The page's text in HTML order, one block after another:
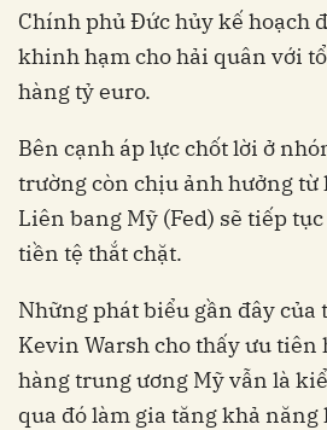
Chính phủ Đức hủy kế hoạch
khinh hạm cho hải quân với
hàng tỷ euro.
Bên cạnh áp lực chốt lời ở
trường còn chịu ảnh hưởng từ
Liên bang Mỹ (Fed) sẽ tiếp
tiền tệ thắt chặt.
Những phát biểu gần đây của
Kevin Warsh cho thấy ưu tiên
hàng trung ương Mỹ vẫn là
qua đó làm gia tăng khả năng